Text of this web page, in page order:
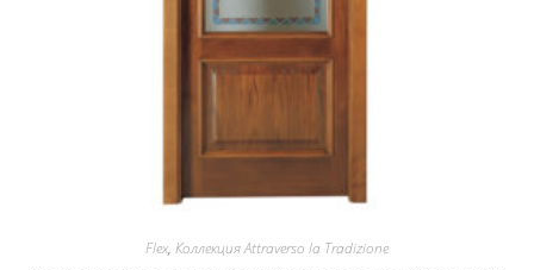
Flex, Коллекция Attraverso la Tradizione